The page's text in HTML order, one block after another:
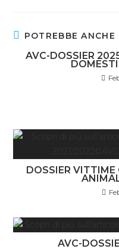
POTREBBE ANCHE
AVC-DOSSIER
DOSSIER
AVC-